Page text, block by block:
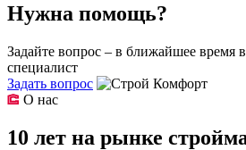
Нужна помощь?
Задайте вопрос – в ближайшее время
специалист
Задать вопрос
О нас
10 лет на рынке